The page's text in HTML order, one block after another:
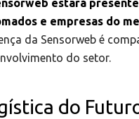
estará
e empresas do
da Sensorweb é
do setor.
do